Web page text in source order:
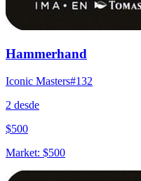
Hammerhand
Iconic Masters#132
2 desde
$500
Market: $500